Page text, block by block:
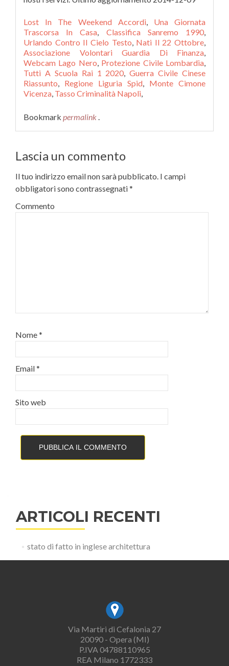
Lost In The Weekend Accordi, Una Giornata
Trascorsa In Casa, Classifica Sanremo 1990,
Urlando Contro Il Cielo Testo, Nati Il 22 Ottobre,
Associazione Volontari Guardia Di Finanza,
Webcam Lago Nero, Protezione Civile Lombardia,
Tutti A Scuola Rai 1 2020,Guerra Civile Cinese
Riassunto, Regione Liguria Spid, Monte Cimone
Vicenza, Tasso Criminalità Napoli,
Bookmark permalink .
Lascia un commento
Il tuo indirizzo email non sarà pubblicato. I campi
obbligatori sono contrassegnati*
Commento
Nome*
Email*
Sito web
ARTICOLI RECENTI
stato di fatto in inglese architettura
Via Martiri di Cefalonia 27
20090 - Opera (MI)
P.IVA 04788110965
REA Milano 1772333